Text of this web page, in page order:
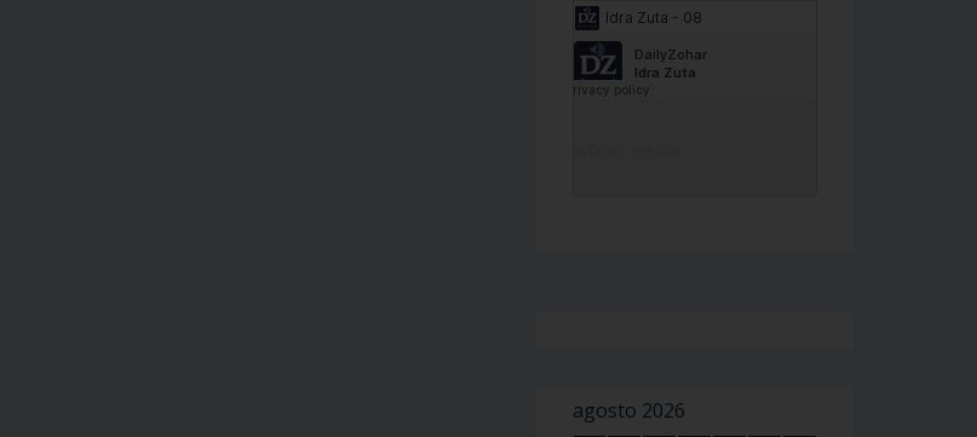
agosto 2026